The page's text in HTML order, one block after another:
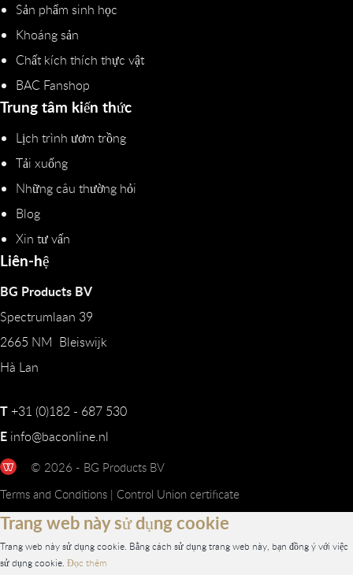
Sản phẩm sinh học
Khoáng sản
Chất kích thích thực vật
BAC Fanshop
Trung tâm kiến thức
Lịch trình ươm trồng
Tải xuống
Những câu thường hỏi
Blog
Xin tư vấn
Liên-hệ
BG Products BV
Spectrumlaan 39
2665 NM Bleiswijk
Hà Lan
T+31 (0)182 - 687 530
E info@baconline.nl
© 2026 - BG Products BV
Terms and Conditions | Control Union certificate
Trang web này sử dụng cookie
Trang web này sử dụng cookie. Bằng cách sử dụng trang web này, bạn đồng ý với việc
sử dụng cookie. Đọc thêm